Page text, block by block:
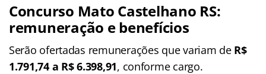
Concurso Mato Castelhano RS:
remuneração e benefícios
Serão ofertadas remunerações que variam de R$
1.791,74 a R$6.398,91, conforme cargo.